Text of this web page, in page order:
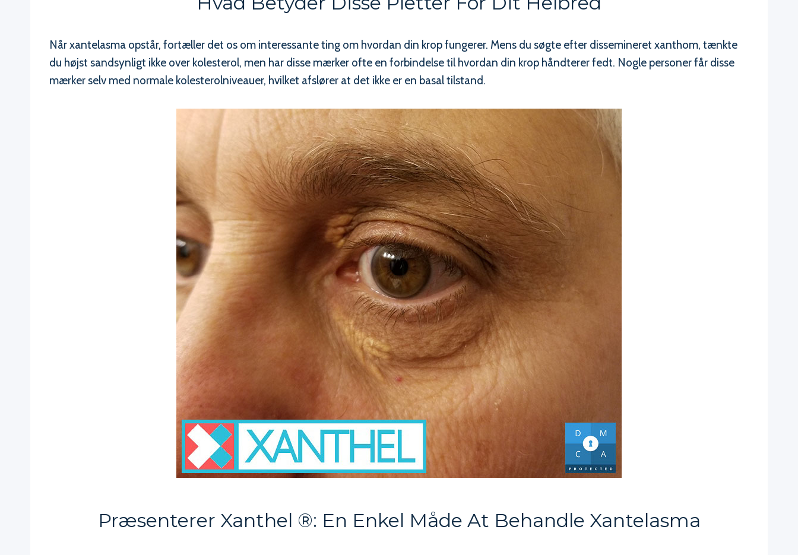
Når xantelasma opstår, fortæller det os om interessante ting om hvordan din krop fungerer. Mens du søgte efter dissemineret xanthom, tænkte
du højst sandsynligt ikke over kolesterol, men har disse mærker ofte en forbindelse til hvordan din krop håndterer fedt. Nogle personer får disse
mærker selv med normale kolesterolniveauer, hvilket afslører at det ikke er en basal tilstand.
Præsenterer Xanthel ®: En Enkel Måde At Behandle Xantelasma